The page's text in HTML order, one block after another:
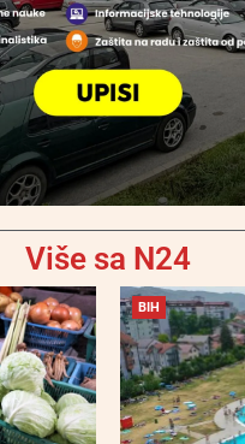
Više sa N24
BIH